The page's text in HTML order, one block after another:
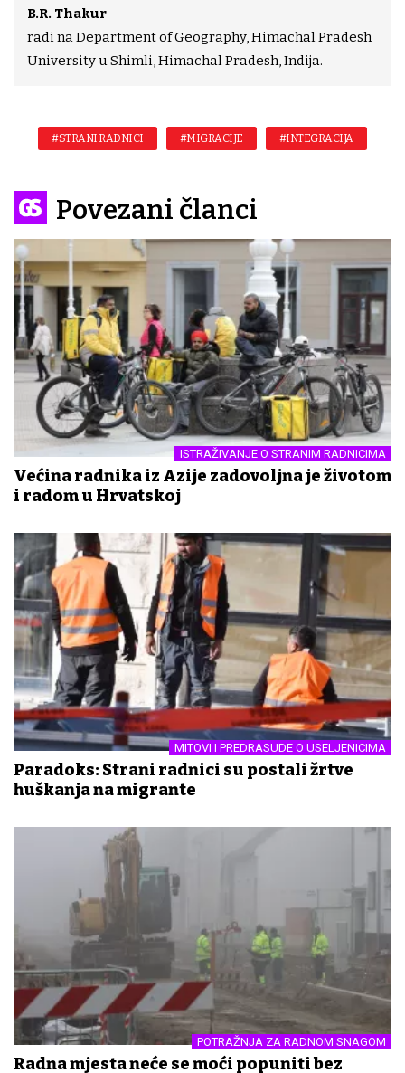
B.R. Thakur
radi na Department of Geography, Himachal Pradesh
University u Shimli, Himachal Pradesh, Indija.
#STRANI RADNICI #MIGRACIJE #INTEGRACIJA
Povezani članci
ISTRAŽIVANJE O STRANIM RADNICIMA
Većina radnika iz Azije zadovoljna je životom
i radom u Hrvatskoj
MITOVI I PREDRASUDE O USELJENICIMA
Paradoks: Strani radnici su postali žrtve
huškanja na migrante
POTRAŽNJA ZA RADNOM SNAGOM
Radna mjesta neće se moći popuniti bez